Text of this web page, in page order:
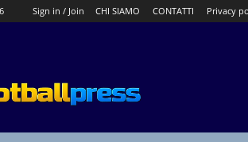
Sign in / Join CHI SIAMO CONTATTI Privacy